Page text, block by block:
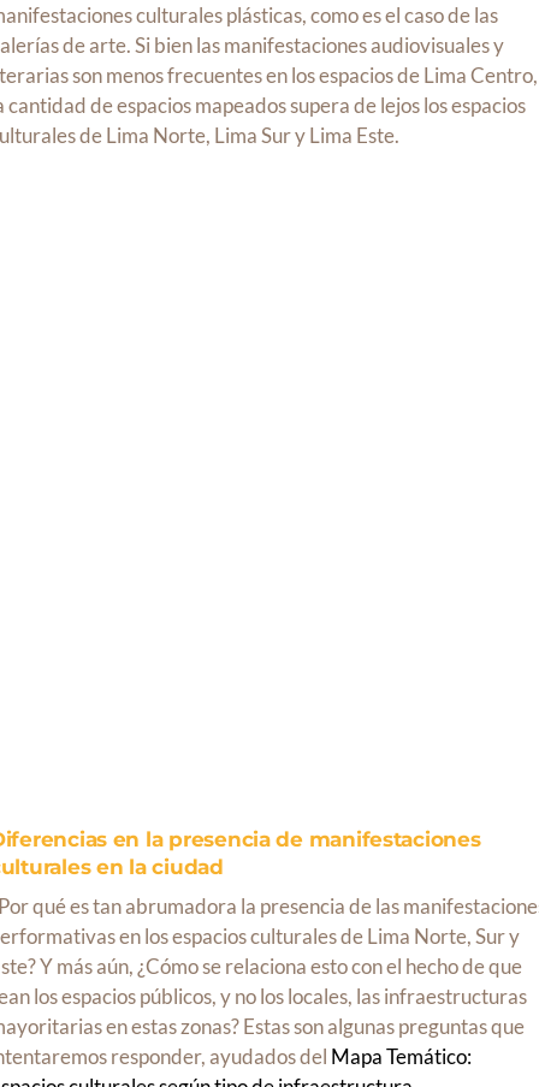
culturales plásticas, como es el caso de las
de arte. Si bien las manifestaciones audiovisuales y
son menos frecuentes en los espacios de Lima Centro,
cantidad de espacios mapeados supera de lejos los espacios
de Lima Norte, Lima Sur y Lima Este.
en la presencia de manifestaciones
en la ciudad
qué es tan abrumadora la presencia de las
en los espacios culturales de Lima Norte, Sur y
Y más aún, ¿Cómo se relaciona esto con el hecho de que
los espacios públicos, y no los locales, las infraestructuras
en estas zonas? Estas son algunas preguntas que
responder, ayudados del Mapa Temático: